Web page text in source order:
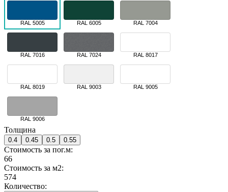
RAL 5005 RAL 6005 RAL 7004
RAL 7016 RAL 7024 RAL 8017
RAL 8019 RAL 9003 RAL 9005
RAL 9006
Толщина
0.4 0.45 0.5 0.55
Стоимость за пог.м:
66
Стоимость за м2:
574
Количество: